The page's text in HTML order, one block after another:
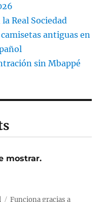
Real Sociedad
antiguas en
sin Mbappé
mostrar.
Funciona gracias a